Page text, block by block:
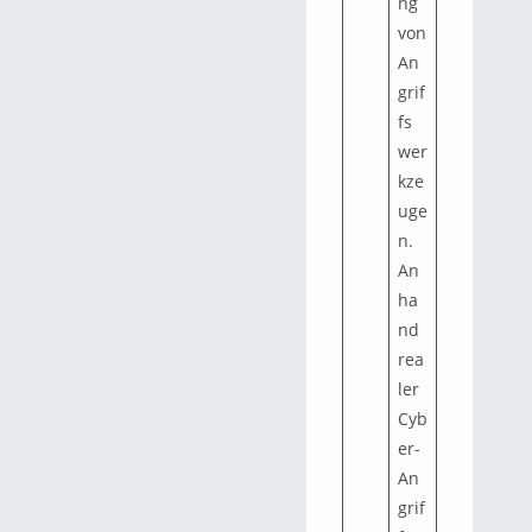
von
An
grif
fs
wer
kze
uge
n.
An
ha
nd
rea
ler
Cyb
er-
An
grif